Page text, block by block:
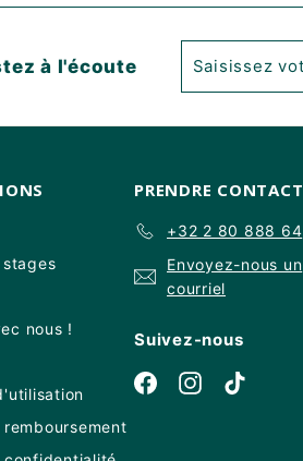
à l'écoute
votre
nous !
PRENDRE CONTACT
+32 2 80 888 64
Envoyez-nous un
courriel
Suivez-nous
FacebookInstagram
TikTok